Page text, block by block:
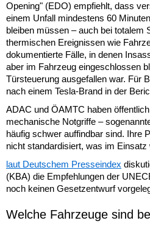
Opening" (EDO) empfiehlt, dass
einem Unfall mindestens 60
bleiben müssen – auch bei totalem
thermischen Ereignissen wie
dokumentierte Fälle, in denen
aber im Fahrzeug eingeschlossen
Türsteuerung ausgefallen war. Für
nach einem Tesla-Brand in der
ADAC und ÖAMTC haben
mechanische Notgriffe –
häufig schwer auffindbar sind. Ihre
nicht standardisiert, was im
laut Deutschem Presseindex
(KBA) die Empfehlungen der
noch keinen Gesetzentwurf
Welche Fahrzeuge sind